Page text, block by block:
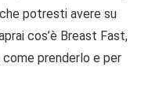
potresti avere su
cos’è Breast Fast,
prenderlo e per